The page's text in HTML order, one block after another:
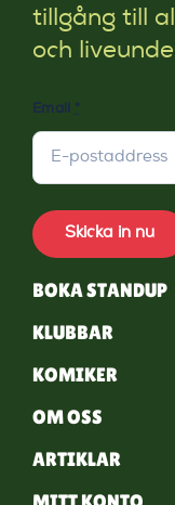
tillgång till
och
Email *
Skicka in nu
BOKA STANDUP
KLUBBAR
KOMIKER
OM OSS
ARTIKLAR